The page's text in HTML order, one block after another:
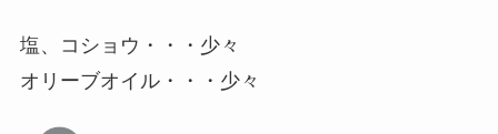
塩、コショウ・・・少々
オリーブオイル・・・少々